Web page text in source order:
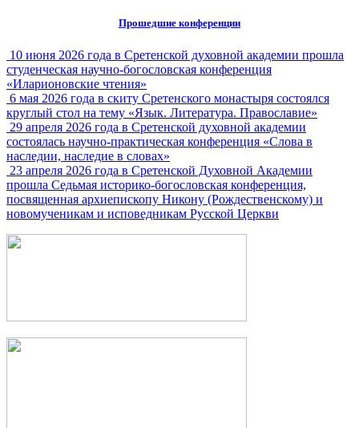
Прошедшие конференции
10 июня 2026 года в Сретенской духовной академии прошла
студенческая научно-богословская конференция
«Иларионовские чтения»
6 мая 2026 года в скиту Сретенского монастыря состоялся
круглый стол на тему «Язык. Литература. Православие»
29 апреля 2026 года в Сретенской духовной академии
состоялась научно-практическая конференция «Слова в
наследии, наследие в словах»
23 апреля 2026 года в Сретенской Духовной Академии
прошла Седьмая историко-богословская конференция,
посвященная архиепископу Никону (Рождественскому) и
новомученикам и исповедникам Русской Церкви